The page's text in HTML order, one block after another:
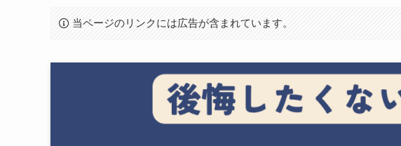
当ページのリンクには広告が含まれています。